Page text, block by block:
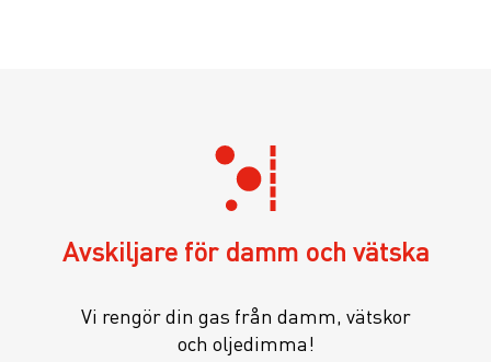
Avskiljare för damm och vätska
Vi rengör din gas från damm, vätskor
och oljedimma!